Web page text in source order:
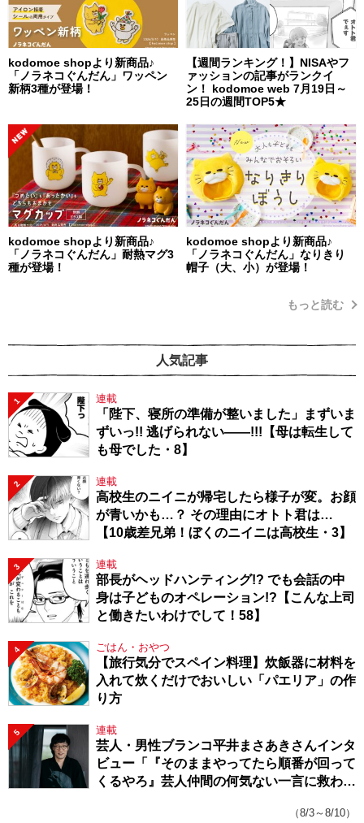
kodomoe shopより新商品♪
「ノラネコぐんだん」ワッペン
新柄3種が登場！
【週間ランキング！】NISAやフ
ァッションの記事がランクイ
ン！ kodomoe web 7月19日～
25日の週間TOP5★
kodomoe shopより新商品♪
「ノラネコぐんだん」耐熱マグ3
種が登場！
kodomoe shopより新商品♪
「ノラネコぐんだん」なりきり
帽子（大、小）が登場！
もっと読む
人気記事
1 連載
「陛下、寝所の準備が整いました」まずいま
ずいっ!! 逃げられない――!!!【母は転生して
も母でした・8】
2 連載
高校生のニイニが帰宅したら様子が変。お顔
が青いかも…？ その理由にオトト君は…
【10歳差兄弟！ぼくのニイニは高校生・3】
3 連載
部長がヘッドハンティング!? でも会話の中
身は子どものオペレーション!?【こんな上司
と働きたいわけでして！58】
4 ごはん・おやつ
【旅行気分でスペイン料理】炊飯器に材料を
入れて炊くだけでおいしい「パエリア」の作
り方
5 連載
芸人・男性ブランコ平井まさあきさんインタ
ビュー「『そのままやってたら順番が回って
くるやろ』芸人仲間の何気ない一言に救われ
（8/3～8/10）